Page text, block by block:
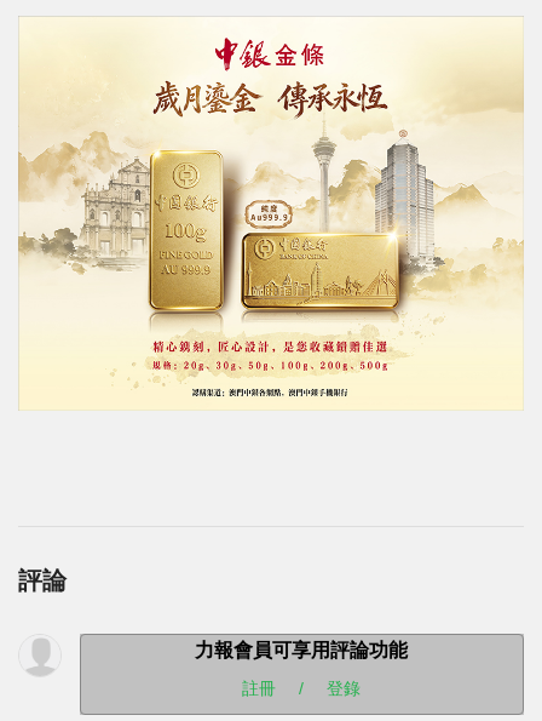
評論
力報會員可享用評論功能
註冊 / 登錄